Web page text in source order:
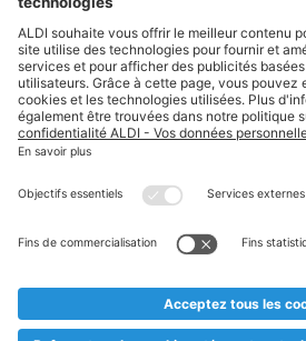
Suivez ALDI Belgique
Textes marqués d'un astérisque et
* Nous vendons ces articles
au cas où, malgré le planning bien
prématurément en rupture de stock.
** Sur ce site, l’utilisation de la forme